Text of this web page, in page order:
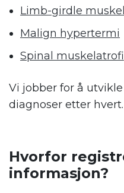
Limb-girdle
Malign hypertermi
Spinal muskelatrofi
Vi jobber for å
diagnoser etter hvert.
Hvorfor
informasjon?